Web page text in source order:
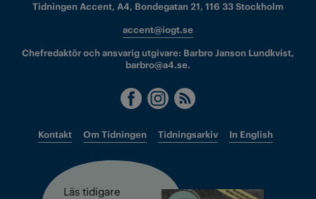
Tidningen Accent, A4, Bondegatan 21, 116 33 Stockholm
accent@iogt.se
Chefredaktör och ansvarig utgivare: Barbro Janson Lundkvist,
barbro@a4.se.
Kontakt Om Tidningen Tidningsarkiv In English
Läs tidigare